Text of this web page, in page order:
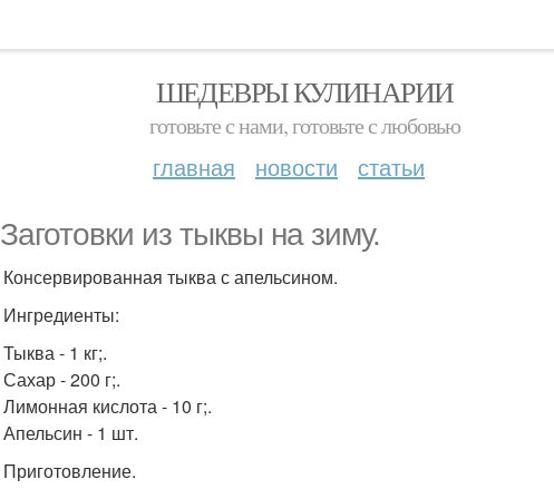
ШЕДЕВРЫ КУЛИНАРИИ
готовьте с нами, готовьте с любовью
главная новости статьи
Заготовки из тыквы на зиму.
Консервированная тыква с апельсином.
Ингредиенты:
Тыква - 1 кг;.
Сахар - 200 г;.
Лимонная кислота - 10 г;.
Апельсин - 1 шт.
Приготовление.